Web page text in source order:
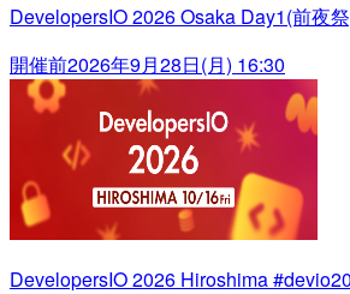
DevelopersIO 2026 Osaka Day1(前夜
開催前2026年9月28日(月) 16:30
DevelopersIO 2026 Hiroshima